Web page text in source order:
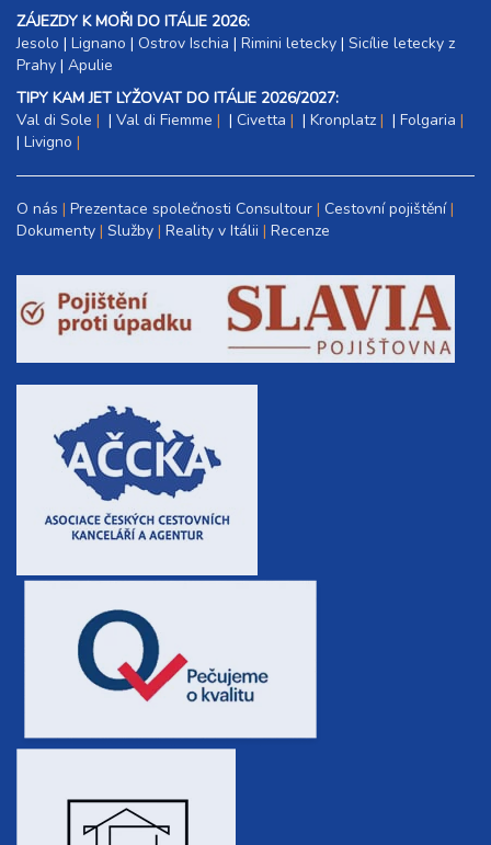
ZÁJEZDY K MOŘI DO ITÁLIE 2026:
Jesolo | Lignano | Ostrov Ischia | Rimini letecky | Sicílie letecky z
Prahy | Apulie
TIPY KAM JET LYŽOVAT DO ITÁLIE 2026/2027:
Val di Sole
| Val di Fiemme | Civetta | Kronplatz | Folgaria
| Livigno
O nás Prezentace společnosti Consultour Cestovní pojištění
Dokumenty Služby Reality v Itálii Recenze